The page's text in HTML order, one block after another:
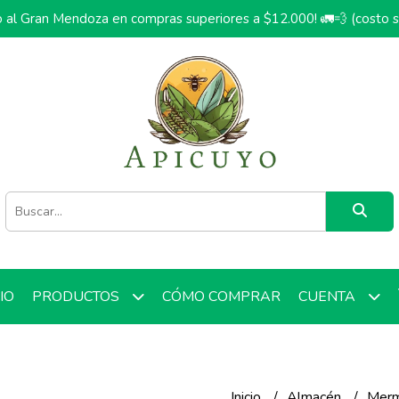
al Gran Mendoza en compras superiores a $12.000! 🚛💨 (costo
PRODUCTOS CÓMO COMPRAR CUENTA